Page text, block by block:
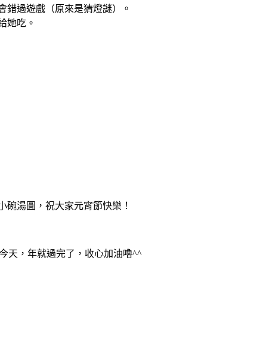
錯過遊戲（原來是猜燈謎）。
她吃。
湯圓，祝大家元宵節快樂！
天，年就過完了，收心加油嚕^^